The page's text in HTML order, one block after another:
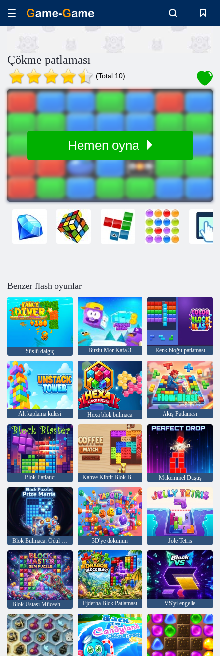
Çökme patlaması
(Total 10)
Hemen oyna
Benzer flash oyunlar
Süslü dalgıç Buzlu Mor Kafa 3 Renk bloğu patlaması
Alt kaplama kulesi Hexa blok bulmaca Akış Patlaması
Blok Patlatıcı Kahve Kibrit Blok Bulmaca Mükemmel Düşüş
Blok Bulmaca: Ödül Çılgınlığı 3D'ye dokunun Jöle Tetris
Ejderha Blok Patlaması VS'yi engelle